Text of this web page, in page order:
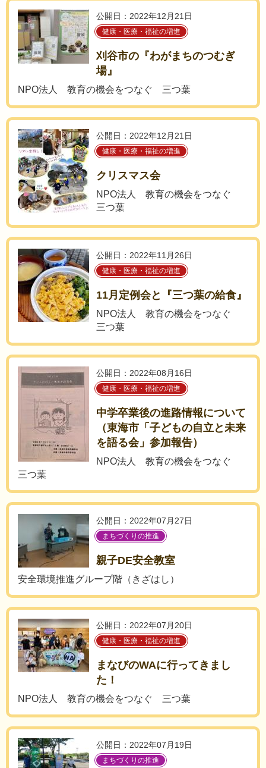
公開日：2022年12月21日
健康・医療・福祉の増進
刈谷市の『わがまちのつむぎ
場』
NPO法人 教育の機会をつなぐ 三つ葉
公開日：2022年12月21日
健康・医療・福祉の増進
クリスマス会
NPO法人 教育の機会をつなぐ
三つ葉
公開日：2022年11月26日
健康・医療・福祉の増進
11月定例会と『三つ葉の給食』
NPO法人 教育の機会をつなぐ
三つ葉
公開日：2022年08月16日
健康・医療・福祉の増進
中学卒業後の進路情報について
（東海市「子どもの自立と未来
を語る会」参加報告）
NPO法人 教育の機会をつなぐ
三つ葉
公開日：2022年07月27日
まちづくりの推進
親子DE安全教室
安全環境推進グループ階（きざはし）
公開日：2022年07月20日
健康・医療・福祉の増進
まなびのWAに行ってきまし
た！
NPO法人 教育の機会をつなぐ 三つ葉
公開日：2022年07月19日
まちづくりの推進